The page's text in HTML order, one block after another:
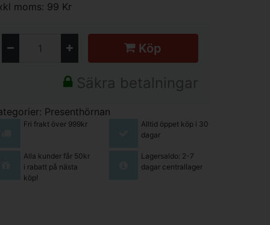
moms: 99 Kr
Köp
Säkra betalningar
Presenthörnan
Fri frakt över 999kr
Alltid öppet köp i 30
dagar
Alla kunder får 50kr
i rabatt på nästa
köp!
Lagersaldo: 2-7
dagar centrallager